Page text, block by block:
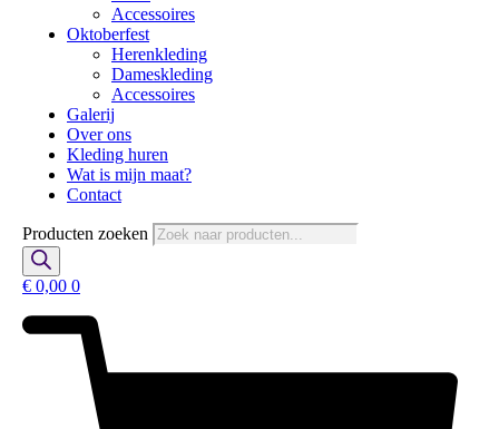
Accessoires
Oktoberfest
Herenkleding
Dameskleding
Accessoires
Galerij
Over ons
Kleding huren
Wat is mijn maat?
Contact
Producten zoeken
€ 0,00 0